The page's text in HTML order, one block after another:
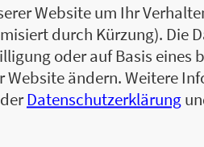
ich will über interessante
halten Sie per E-Mail auf dem
Sie sich jetzt ein!
Website um Ihr
durch Kürzung). Die
oder auf Basis eines
ändern. Weitere
Datenschutzerklärung